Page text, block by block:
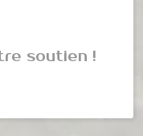
soutien !